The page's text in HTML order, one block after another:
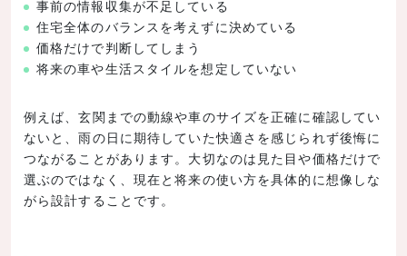
事前の情報収集が不足している
住宅全体のバランスを考えずに決めている
価格だけで判断してしまう
将来の車や生活スタイルを想定していない
例えば、玄関までの動線や車のサイズを正確に確認してい
ないと、雨の日に期待していた快適さを感じられず後悔に
つながることがあります。大切なのは見た目や価格だけで
選ぶのではなく、現在と将来の使い方を具体的に想像しな
がら設計することです。